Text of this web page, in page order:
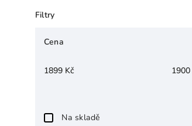
Filtry
Cena
1899 Kč 1900
Na skladě